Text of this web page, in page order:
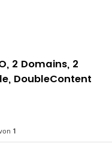
2 Domains, 2
DoubleContent
1